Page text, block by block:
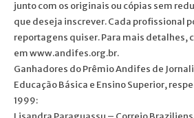
junto com os originais ou cópias sem
que deseja inscrever. Cada profissional
reportagens quiser. Para mais detalhes,
em www.andifes.org.br.
Ganhadores do Prêmio Andifes de
Educação Básica e Ensino Superior,
1999: